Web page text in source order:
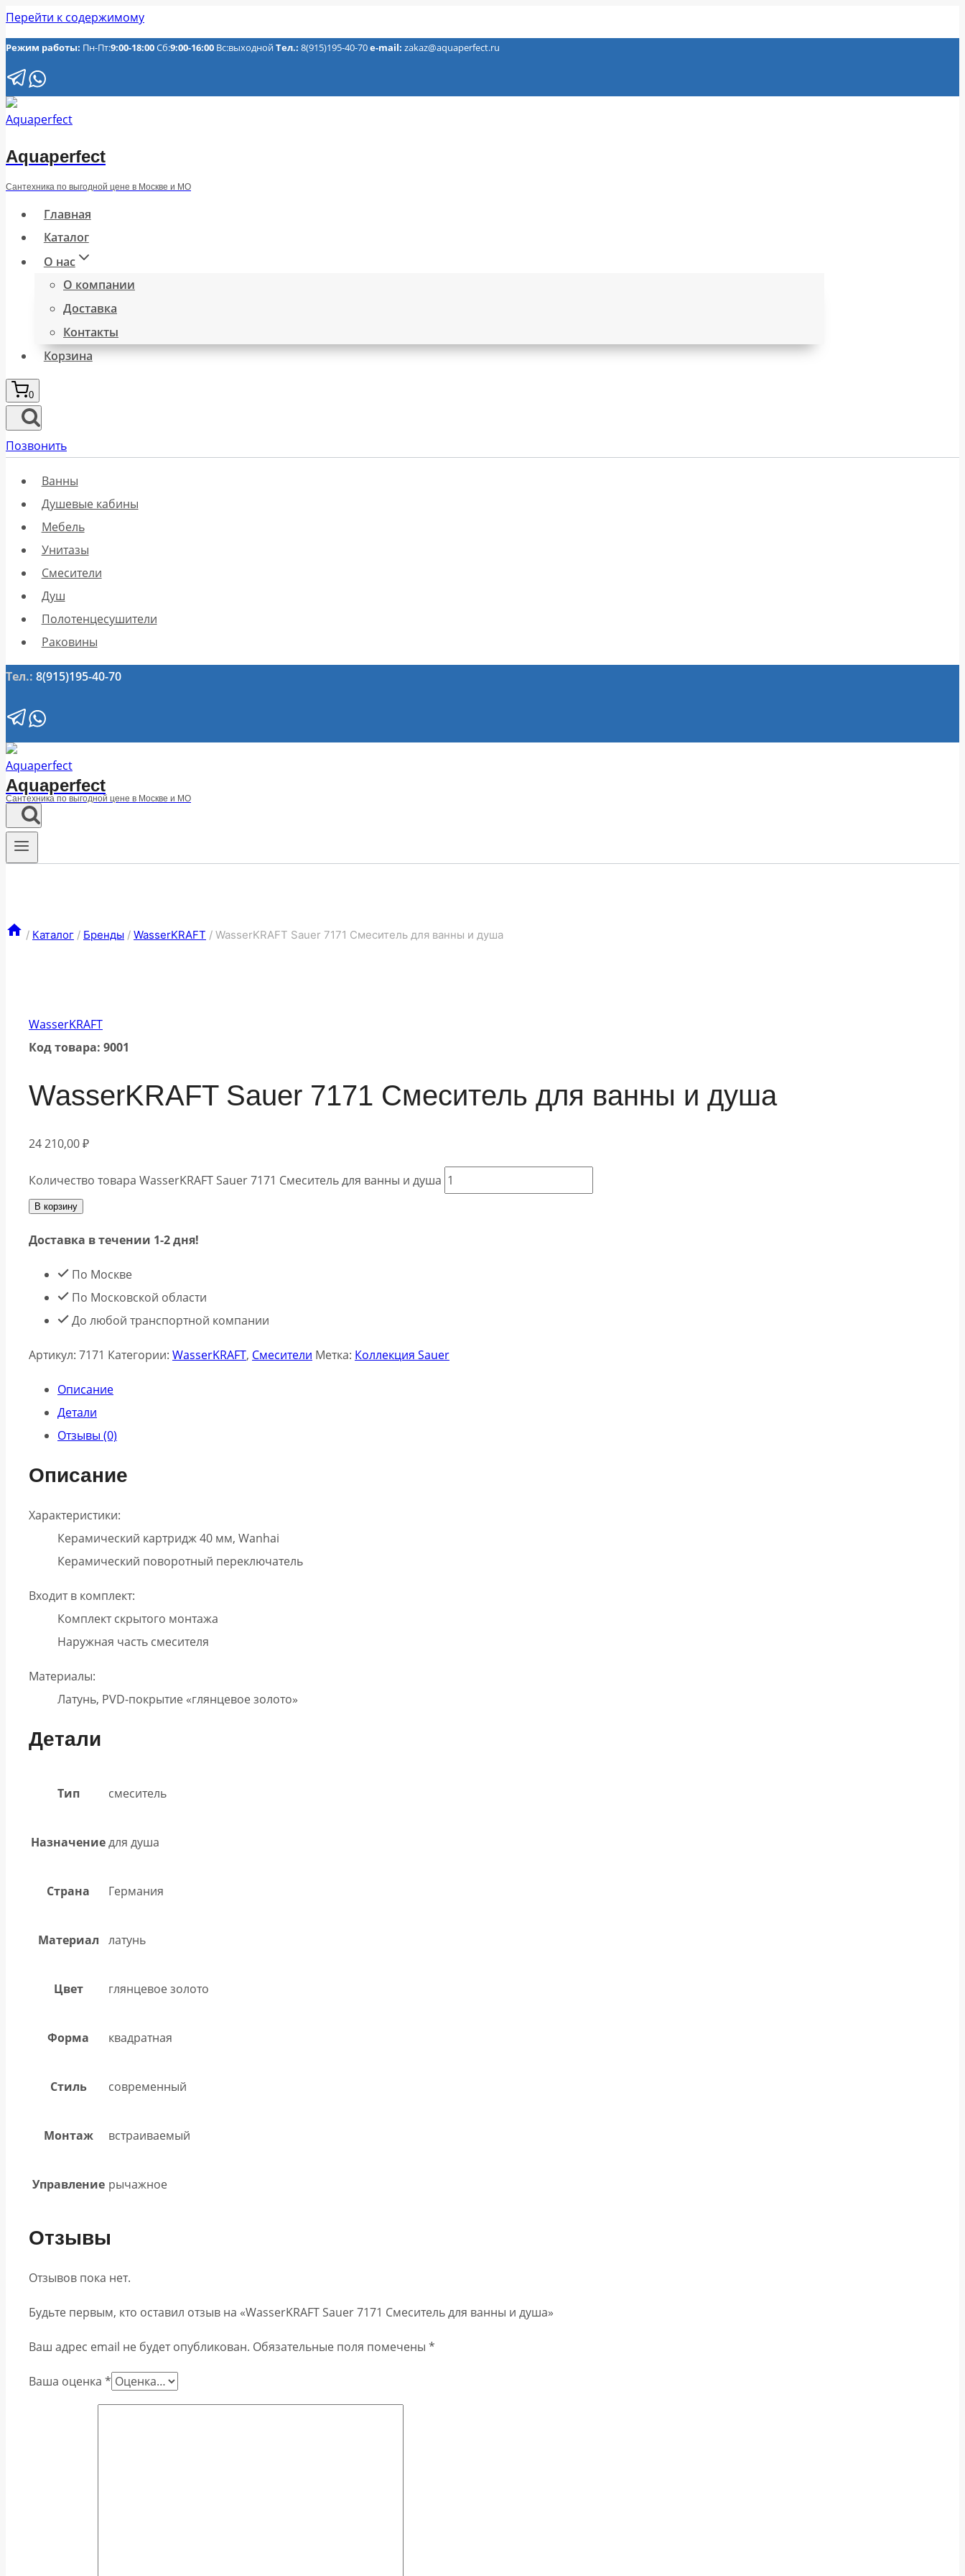
Перейти к содержимому
Режим работы: Пн-Пт:9:00-18:00Сб:9:00-16:00 Вс:выходнойТел.: 8(915)195-40-70e-mail: zakaz@aquaperfect.ru
Aquaperfect
Сантехника по выгодной цене в Москве и МО
Главная
Каталог
О нас
О компании
Доставка
Контакты
Корзина
0
Позвонить
Ванны
Душевые кабины
Мебель
Унитазы
Смесители
Душ
Полотенцесушители
Раковины
Тел.: 8(915)195-40-70
Aquaperfect
Сантехника по выгодной цене в Москве и МО
/ Каталог / Бренды / WasserKRAFT / WasserKRAFT Sauer 7171 Смеситель для ванны и душа
WasserKRAFT
Код товара: 9001
WasserKRAFT Sauer 7171 Смеситель для ванны и душа
24 210,00₽
Количество товара WasserKRAFT Sauer 7171 Смеситель для ванны и душа
В корзину
Доставка в течении 1-2 дня!
По Москве
По Московской области
До любой транспортной компании
Артикул: 7171 Категории: WasserKRAFT, Смесители Метка: Коллекция Sauer
Описание
Детали
Отзывы (0)
Описание
Характеристики:
Керамический картридж 40 мм, Wanhai
Керамический поворотный переключатель
Входит в комплект:
Комплект скрытого монтажа
Наружная часть смесителя
Материалы:
Латунь, PVD-покрытие «глянцевое золото»
Детали
Тип смеситель
Назначениедля душа
Страна Германия
Материал латунь
Цвет глянцевое золото
Форма квадратная
Стиль современный
Монтаж встраиваемый
Управление рычажное
Отзывы
Отзывов пока нет.
Будьте первым, кто оставил отзыв на «WasserKRAFT Sauer 7171 Смеситель для ванны и душа»
Ваш адрес email не будет опубликован. Обязательные поля помечены *
Ваша оценка *